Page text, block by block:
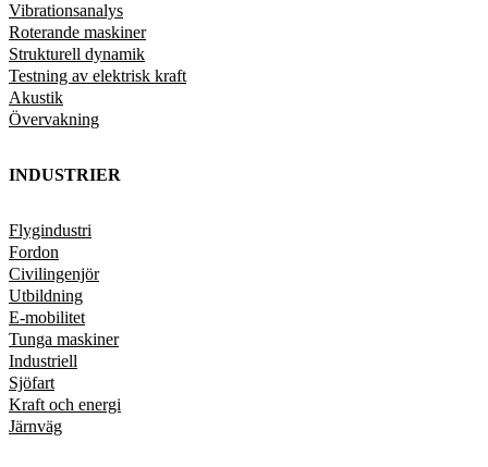
Vibrationsanalys
Roterande maskiner
Strukturell dynamik
Testning av elektrisk kraft
Akustik
Övervakning
INDUSTRIER
Flygindustri
Fordon
Civilingenjör
Utbildning
E-mobilitet
Tunga maskiner
Industriell
Sjöfart
Kraft och energi
Järnväg